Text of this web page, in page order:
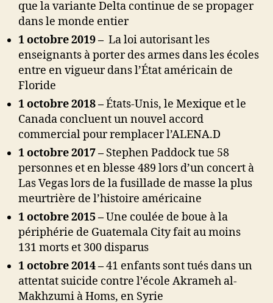
que la variante Delta continue de se propager
dans le monde entier
1 octobre 2019 – La loi autorisant les
enseignants à porter des armes dans les écoles
entre en vigueur dans l’État américain de
Floride
1 octobre 2018 –États-Unis, le Mexique et le
Canada concluent un nouvel accord
commercial pour remplacer l’ALENA.D
1 octobre 2017 – Stephen Paddock tue 58
personnes et en blesse 489 lors d’un concert à
Las Vegas lors de la fusillade de masse la plus
meurtrière de l’histoire américaine
1 octobre 2015 –Une coulée de boue à la
périphérie de Guatemala City fait au moins
131 morts et 300 disparus
1 octobre 2014 –41 enfants sont tués dans un
attentat suicide contre l’école Akrameh al-
Makhzumi à Homs, en Syrie